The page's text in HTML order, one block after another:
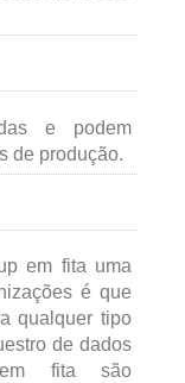
e podem
de produção.
em fita uma
é que
qualquer tipo
de dados
em fita são